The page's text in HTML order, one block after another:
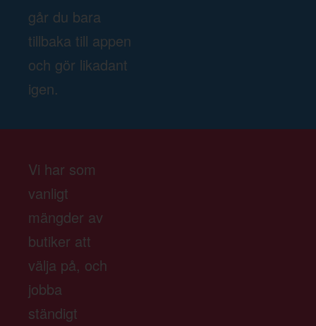
går du bara
tillbaka till appen
och gör likadant
igen.
Vi har som
vanligt
mängder av
butiker att
välja på, och
jobba
ständigt